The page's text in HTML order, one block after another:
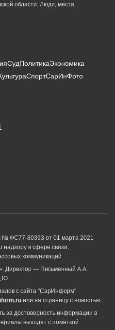
области. Люди, места,
СудПолитикаЭкономика
СпортСарИнФото
№ ФС77-80393 от 01 марта 2021
в сфере связи,
коммуникаций.
— Письменный А.А.
с сайта "СарИнформ"
или на страницу с новостью.
за достоверность информации в
выходят с пометкой